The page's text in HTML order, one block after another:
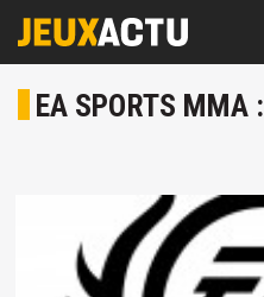
EA SPORTS MMA